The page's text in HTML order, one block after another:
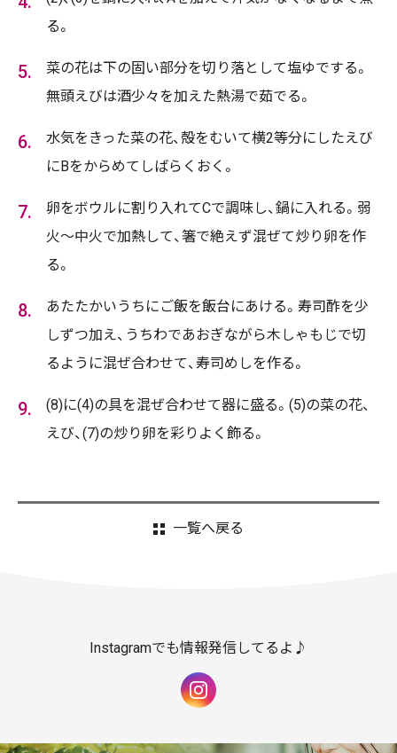
る。
菜の花は下の固い部分を切り落として塩ゆでする。
無頭えびは酒少々を加えた熱湯で茹でる。
水気をきった菜の花、殻をむいて横2等分にしたえび
にBをからめてしばらくおく。
卵をボウルに割り入れてCで調味し、鍋に入れる。弱
火～中火で加熱して、箸で絶えず混ぜて炒り卵を作
る。
あたたかいうちにご飯を飯台にあける。寿司酢を少
しずつ加え、うちわであおぎながら木しゃもじで切
るように混ぜ合わせて、寿司めしを作る。
(8)に(4)の具を混ぜ合わせて器に盛る。(5)の菜の花、
えび、(7)の炒り卵を彩りよく飾る。
一覧へ戻る
Instagramでも情報発信してるよ♪